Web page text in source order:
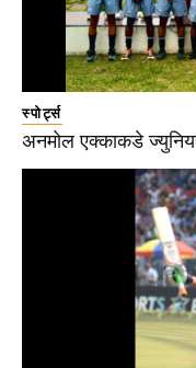
स्पोर्ट्स
अनमोल एक्काकडे